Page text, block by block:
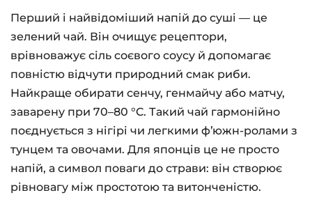
Перший і найвідоміший напій до суші — це
зелений чай. Він очищує рецептори,
врівноважує сіль соєвого соусу й допомагає
повністю відчути природний смак риби.
Найкраще обирати сенчу, генмайчу або матчу,
заварену при 70–80 °C. Такий чай гармонійно
поєднується з нігірі чи легкими фʼюжн-ролами з
тунцем та овочами. Для японців це не просто
напій, а символ поваги до страви: він створює
рівновагу між простотою та витонченістю.